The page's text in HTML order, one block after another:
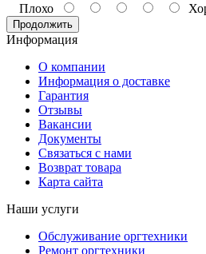
Плохо
Продолжить
Информация
О компании
Информация о доставке
Гарантия
Отзывы
Вакансии
Документы
Связаться с нами
Возврат товара
Карта сайта
Наши услуги
Обслуживание оргтехники
Ремонт оргтехники